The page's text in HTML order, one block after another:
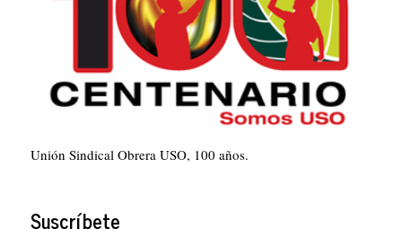
Unión Sindical Obrera USO, 100 años.
Suscríbete